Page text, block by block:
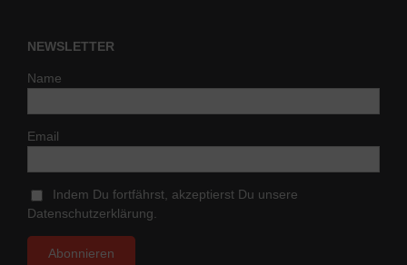
NEWSLETTER
Name
Email
Indem Du fortfährst, akzeptierst Du unsere
Datenschutzerklärung.